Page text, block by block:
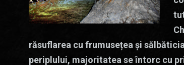
răsuflarea cu frumusețea și
periplului, majoritatea se întorc cu